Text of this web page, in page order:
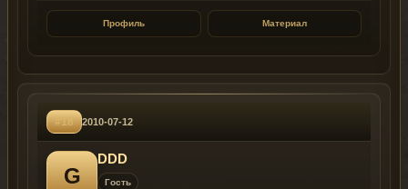
Профиль Материал
#18 2010-07-12
G
DDD
Гость